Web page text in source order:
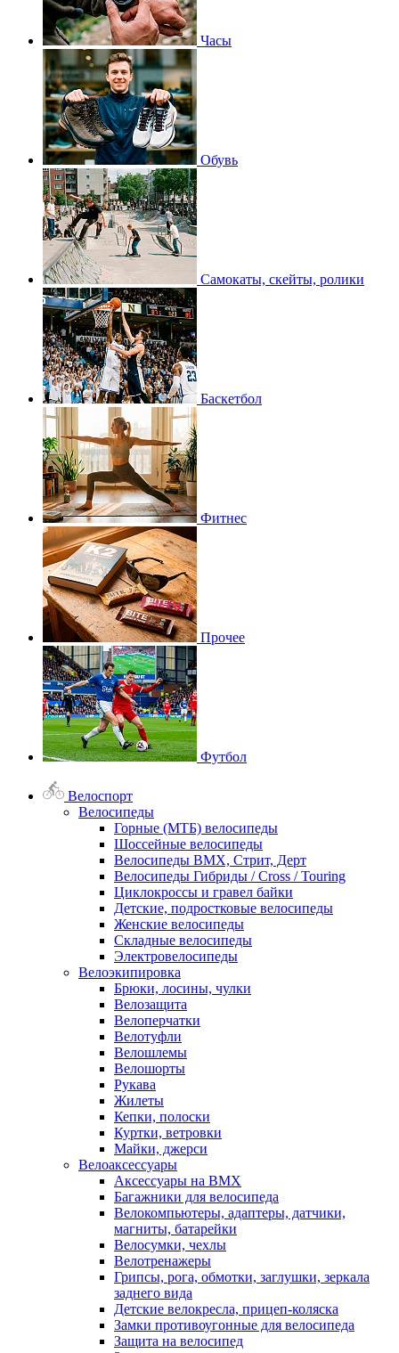
Часы
Обувь
Самокаты, скейты, ролики
Баскетбол
Фитнес
Прочее
Футбол
Велоспорт
Велосипеды
Горные (МТБ) велосипеды
Шоссейные велосипеды
Велосипеды BMX, Стрит, Дерт
Велосипеды Гибриды / Cross / Touring
Циклокроссы и гравел байки
Детские, подростковые велосипеды
Женские велосипеды
Складные велосипеды
Электровелосипеды
Велоэкипировка
Брюки, лосины, чулки
Велозащита
Велоперчатки
Велотуфли
Велошлемы
Велошорты
Рукава
Жилеты
Кепки, полоски
Куртки, ветровки
Майки, джерси
Велоаксессуары
Аксессуары на BMX
Багажники для велосипеда
Велокомпьютеры, адаптеры, датчики,
магниты, батарейки
Велосумки, чехлы
Велотренажеры
Грипсы, рога, обмотки, заглушки, зеркала
заднего вида
Детские велокресла, прицеп-коляска
Замки противоугонные для велосипеда
Защита на велосипед